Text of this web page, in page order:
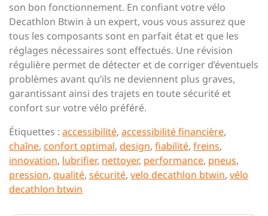
son bon fonctionnement. En confiant votre vélo
Decathlon Btwin à un expert, vous vous assurez que
tous les composants sont en parfait état et que les
réglages nécessaires sont effectués. Une révision
régulière permet de détecter et de corriger d’éventuels
problèmes avant qu’ils ne deviennent plus graves,
garantissant ainsi des trajets en toute sécurité et
confort sur votre vélo préféré.
Étiquettes : accessibilité, accessibilité financière,
chaîne, confort optimal, design, fiabilité, freins,
innovation, lubrifier, nettoyer, performance, pneus,
pression, qualité, sécurité, velo decathlon btwin, vélo
decathlon btwin